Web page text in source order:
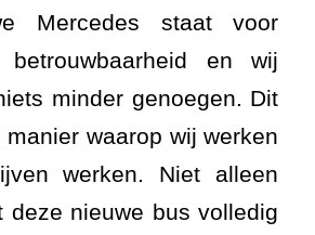
Mercedes staat voor
en wij
minder genoegen. Dit
waarop wij werken
werken. Niet alleen
deze nieuwe bus volledig